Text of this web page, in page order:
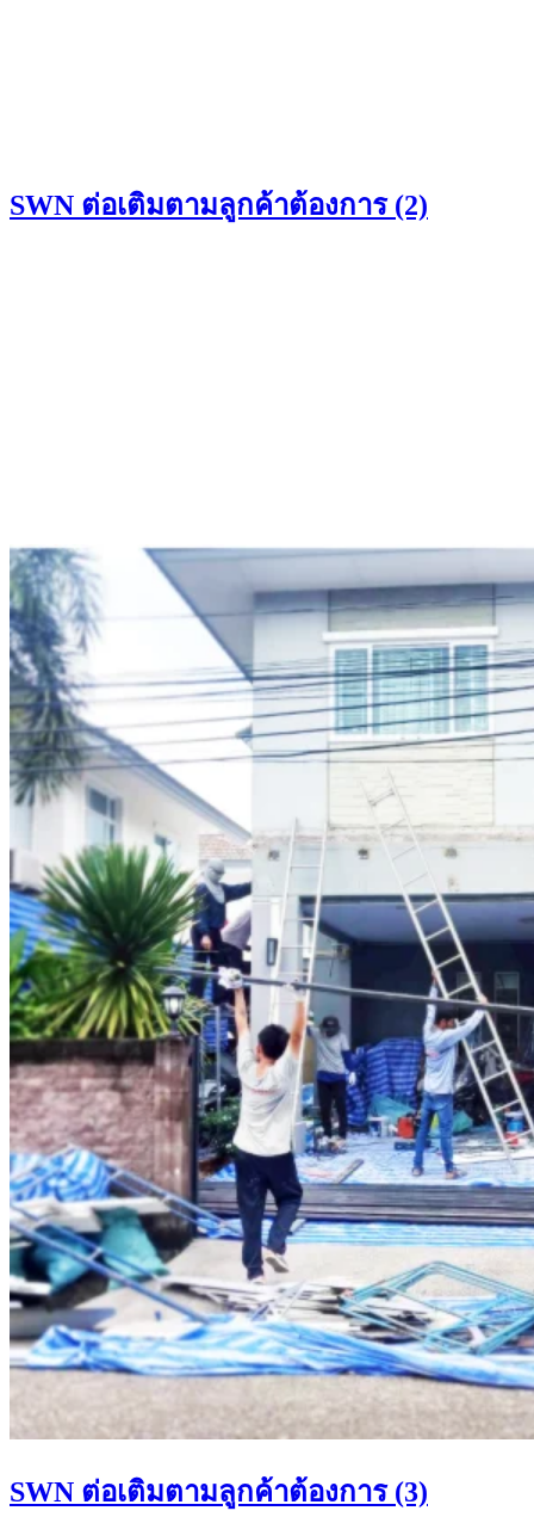
SWN ต่อเติมตามลูกค้าต้องการ (2)
SWN ต่อเติมตามลูกค้าต้องการ (3)